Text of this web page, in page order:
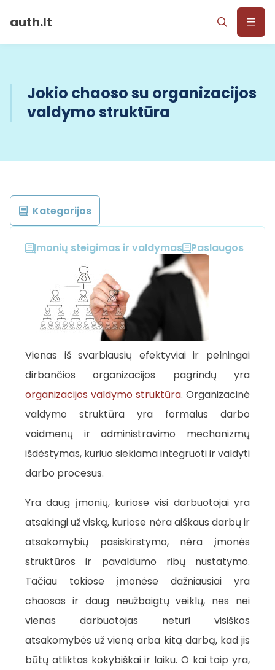
auth.lt
Jokio chaoso su organizacijos
valdymo struktūra
Įmonių steigimas ir valdymas Paslaugos
Vienas iš svarbiausių efektyviai ir pelningai
dirbančios organizacijos pagrindų yra
organizacijos valdymo struktūra. Organizacinė
valdymo struktūra yra formalus darbo
vaidmenų ir administravimo mechanizmų
išdėstymas, kuriuo siekiama integruoti ir valdyti
darbo procesus.
Yra daug įmonių, kuriose visi darbuotojai yra
atsakingi už viską, kuriose nėra aiškaus darbų ir
atsakomybių pasiskirstymo, nėra įmonės
struktūros ir pavaldumo ribų nustatymo.
Tačiau tokiose įmonėse dažniausiai yra
chaosas ir daug neužbaigtų veiklų, nes nei
vienas darbuotojas neturi visiškos
atsakomybės už vieną arba kitą darbą, kad jis
būtų atliktas kokybiškai ir laiku. O kai taip yra,
Kategorijos